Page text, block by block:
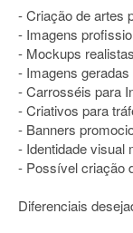
- Criação de artes
- Imagens
- Mockups realistas
- Imagens
- Carrosséis para
- Criativos para
- Banners
- Identidade visual
- Possível criação
Diferenciais